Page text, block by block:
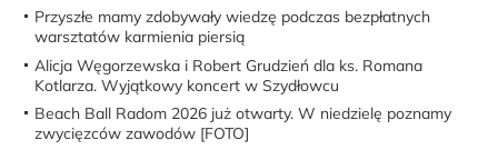
Przyszłe mamy zdobywały wiedzę podczas bezpłatnych
warsztatów karmienia piersią
Alicja Węgorzewska i Robert Grudzień dla ks. Romana
Kotlarza. Wyjątkowy koncert w Szydłowcu
Beach Ball Radom 2026 już otwarty. W niedzielę poznamy
zwycięzców zawodów [FOTO]